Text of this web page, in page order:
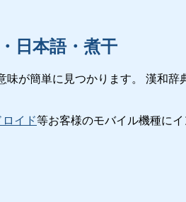
日本語・煮干
が簡単に見つかります。 漢和辞
イド等お客様のモバイル機種に